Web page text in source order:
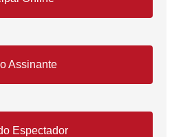
Assinante
Espectador